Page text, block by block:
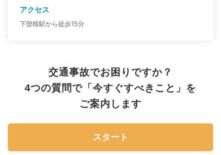
アクセス
下曽根駅から徒歩15分
交通事故でお困りですか？
4つの質問で「今すぐすべきこと」を
ご案内します
スタート